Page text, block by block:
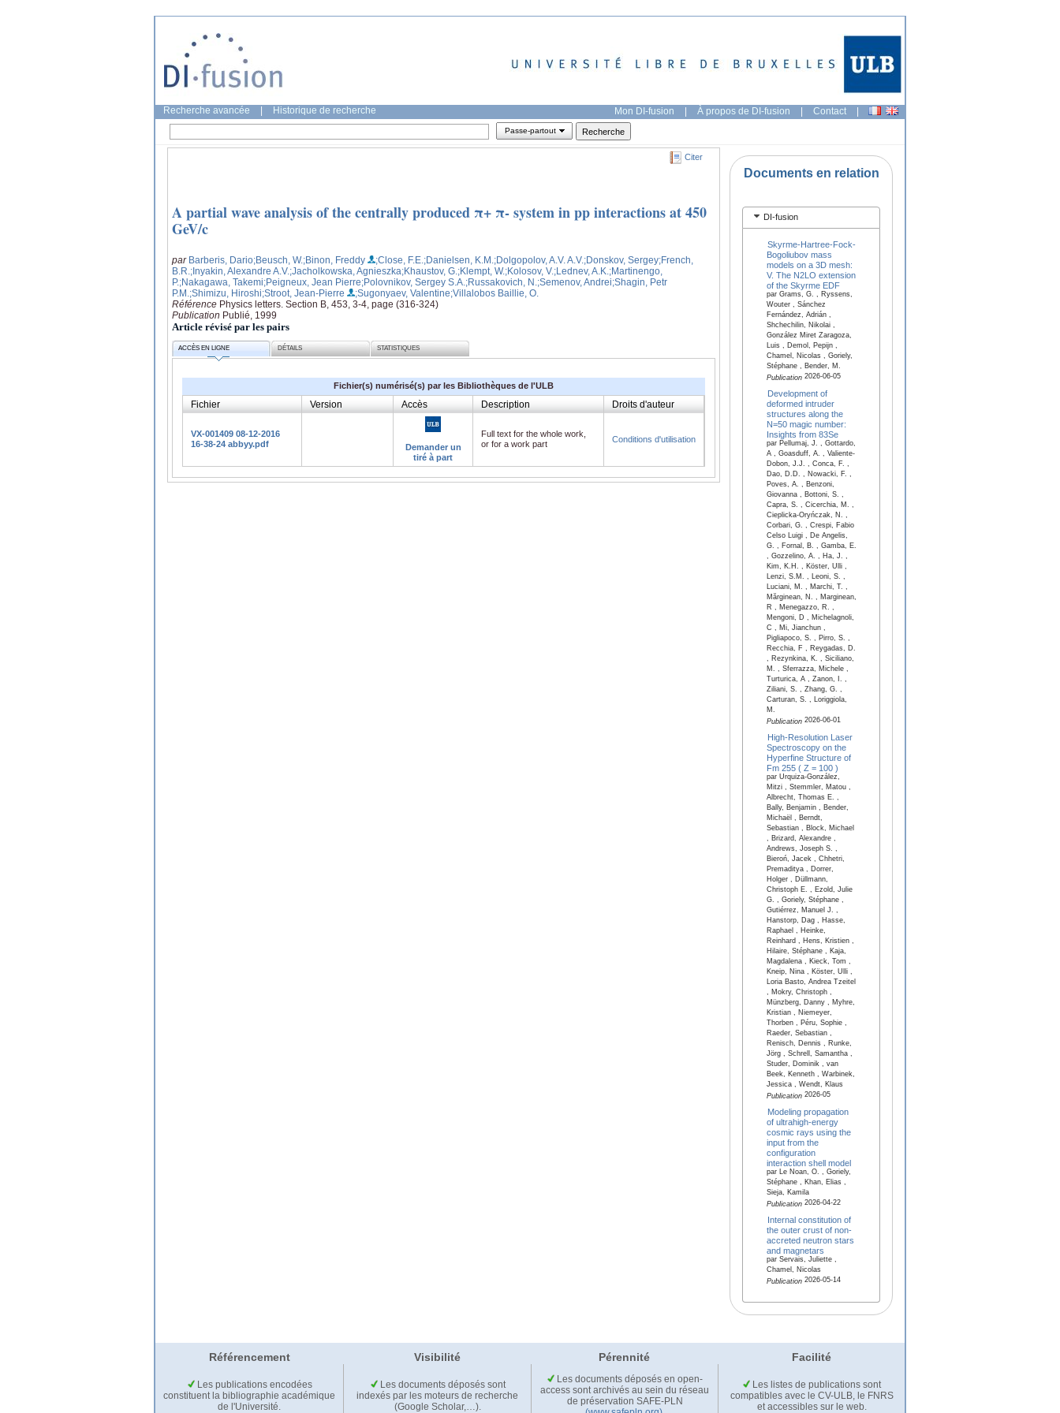
Recherche avancée Historique de recherche Mon DI-fusion | À propos de DI-fusion | Contact |
Passe-partout
Citer
A partial wave analysis of the centrally produced π+ π- system in pp interactions at 450
GeV/c
par Barberis, Dario;Beusch, W.;Binon, Freddy ;Close, F.E. ;Danielsen, K.M. ;Dolgopolov, A.V. A.V. ;Donskov, Sergey;French,
B.R. ;Inyakin, Alexandre A.V. ;Jacholkowska, Agnieszka;Khaustov, G. ;Klempt, W.;Kolosov, V. ;Lednev, A.K. ;Martinengo,
P.;Nakagawa, Takemi;Peigneux, Jean Pierre;Polovnikov, Sergey S.A. ;Russakovich, N. ;Semenov, Andrei;Shagin, Petr
P.M. ;Shimizu, Hiroshi;Stroot, Jean-Pierre ;Sugonyaev, Valentine;Villalobos Baillie, O.
Référence Physics letters. Section B, 453, 3-4, page (316-324)
Publication Publié, 1999
Article révisé par les pairs
ACCÈS EN LIGNE DÉTAILS STATISTIQUES
Fichier(s) numérisé(s) par les Bibliothèques de l'ULB
Fichier Version Accès Description Droits d'auteur
VX-001409 08-12-2016
16-38-24 abbyy.pdf
Demander un
tiré à part
Full text for the whole work,
or for a work part
Conditions d'utilisation
Documents en relation
DI-fusion
Skyrme-Hartree-Fock-
Bogoliubov mass
models on a 3D mesh:
V. The N2LO extension
of the Skyrme EDF
par Grams, G. , Ryssens,
Wouter , Sánchez
Fernández, Adrián ,
Shchechilin, Nikolai ,
González Miret Zaragoza,
Luis , Demol, Pepijn ,
Chamel, Nicolas , Goriely,
Stéphane , Bender, M.
Publication2026-06-05
Development of
deformed intruder
structures along the
N=50 magic number:
Insights from 83Se
par Pellumaj, J. , Gottardo,
A , Goasduff, A. , Valiente-
Dobon, J.J. , Conca, F. ,
Dao, D.D. , Nowacki, F. ,
Poves, A. , Benzoni,
Giovanna , Bottoni, S. ,
Capra, S. , Cicerchia, M. ,
Cieplicka-Oryńczak, N. ,
Corbari, G. , Crespi, Fabio
Celso Luigi , De Angelis,
G. , Fornal, B. , Gamba, E.
, Gozzelino, A. , Ha, J. ,
Kim, K.H. , Köster, Ulli ,
Lenzi, S.M. , Leoni, S. ,
Luciani, M. , Marchi, T. ,
Mărginean, N. , Marginean,
R , Menegazzo, R. ,
Mengoni, D , Michelagnoli,
C , Mi, Jianchun ,
Pigliapoco, S. , Pirro, S. ,
Recchia, F , Reygadas, D.
, Rezynkina, K. , Siciliano,
M. , Sferrazza, Michele ,
Turturica, A , Zanon, I. ,
Ziliani, S. , Zhang, G. ,
Carturan, S. , Loriggiola,
M.
Publication2026-06-01
High-Resolution Laser
Spectroscopy on the
Hyperfine Structure of
Fm 255 ( Z = 100 )
par Urquiza-González,
Mitzi , Stemmler, Matou ,
Albrecht, Thomas E. ,
Bally, Benjamin , Bender,
Michaël , Berndt,
Sebastian , Block, Michael
, Brizard, Alexandre ,
Andrews, Joseph S. ,
Bieroń, Jacek , Chhetri,
Premaditya , Dorrer,
Holger , Düllmann,
Christoph E. , Ezold, Julie
G. , Goriely, Stéphane ,
Gutiérrez, Manuel J. ,
Hanstorp, Dag , Hasse,
Raphael , Heinke,
Reinhard , Hens, Kristien ,
Hilaire, Stéphane , Kaja,
Magdalena , Kieck, Tom ,
Kneip, Nina , Köster, Ulli ,
Loria Basto, Andrea Tzeitel
, Mokry, Christoph ,
Münzberg, Danny , Myhre,
Kristian , Niemeyer,
Thorben , Péru, Sophie ,
Raeder, Sebastian ,
Renisch, Dennis , Runke,
Jörg , Schrell, Samantha ,
Studer, Dominik , van
Beek, Kenneth , Warbinek,
Jessica , Wendt, Klaus
Publication2026-05
Modeling propagation
of ultrahigh-energy
cosmic rays using the
input from the
configuration
interaction shell model
par Le Noan, O. , Goriely,
Stéphane , Khan, Elias ,
Sieja, Kamila
Publication2026-04-22
Internal constitution of
the outer crust of non-
accreted neutron stars
and magnetars
par Servais, Juliette ,
Chamel, Nicolas
Publication2026-05-14
Référencement Visibilité Pérennité Facilité
Les publications encodées
constituent la bibliographie académique
de l'Université.
Les documents déposés sont
indexés par les moteurs de recherche
(Google Scholar,…).
Les documents déposés en open-
access sont archivés au sein du réseau
de préservation SAFE-PLN
Les listes de publications sont
compatibles avec le CV-ULB, le FNRS
et accessibles sur le web.